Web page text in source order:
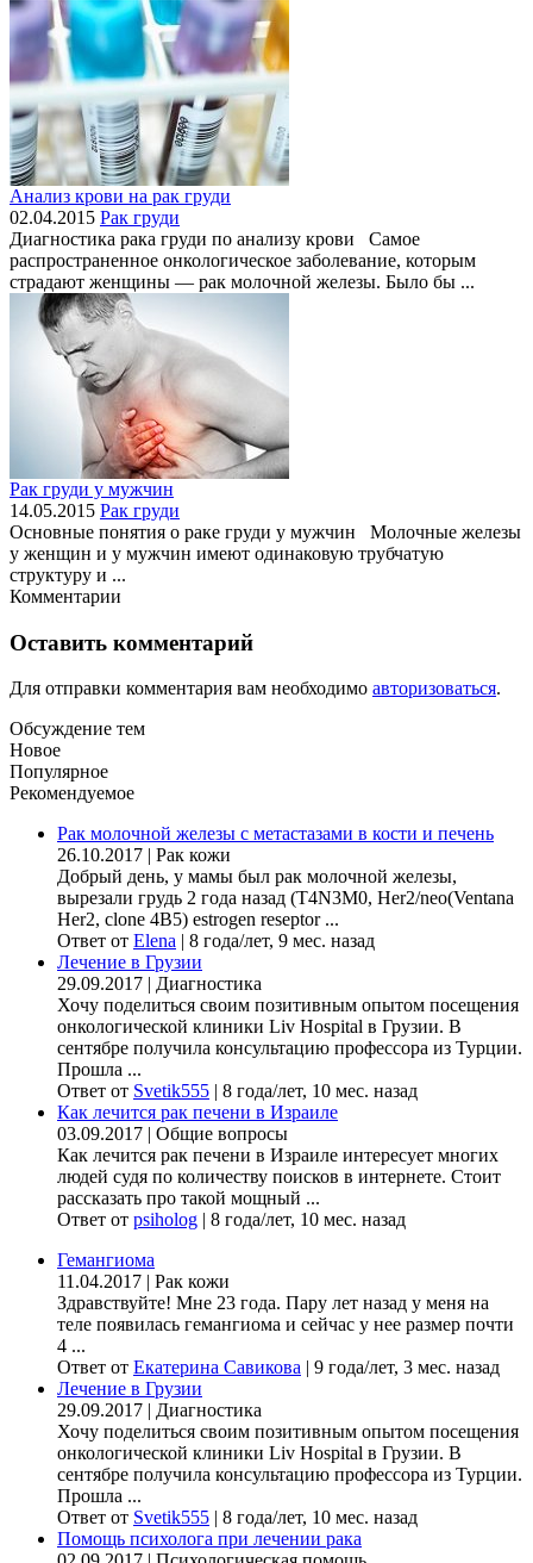
Анализ крови на рак груди
02.04.2015 Рак груди
Диагностика рака груди по анализу крови Самое
распространенное онкологическое заболевание, которым
страдают женщины — рак молочной железы. Было бы ...
Рак груди у мужчин
14.05.2015 Рак груди
Основные понятия о раке груди у мужчин Молочные железы
у женщин и у мужчин имеют одинаковую трубчатую
структуру и ...
Комментарии
Оставить комментарий
Для отправки комментария вам необходимо авторизоваться.
Обсуждение тем
Новое
Популярное
Рекомендуемое
Рак молочной железы с метастазами в кости и печень
26.10.2017 | Рак кожи
Добрый день, у мамы был рак молочной железы,
вырезали грудь 2 года назад (Т4N3M0, Her2/neo(Ventana
Her2, clone 4B5) estrogen reseptor ...
Ответ от Elena | 8 года/лет, 9 мес. назад
Лечение в Грузии
29.09.2017 | Диагностика
Хочу поделиться своим позитивным опытом посещения
онкологической клиники Liv Hospital в Грузии. В
сентябре получила консультацию профессора из Турции.
Прошла ...
Ответ от Svetik555 | 8 года/лет, 10 мес. назад
Как лечится рак печени в Израиле
03.09.2017 | Общие вопросы
Как лечится рак печени в Израиле интересует многих
людей судя по количеству поисков в интернете. Стоит
рассказать про такой мощный ...
Ответ от psiholog | 8 года/лет, 10 мес. назад
Гемангиома
11.04.2017 | Рак кожи
Здравствуйте! Мне 23 года. Пару лет назад у меня на
теле появилась гемангиома и сейчас у нее размер почти
4 ...
Ответ от Екатерина Савикова | 9 года/лет, 3 мес. назад
Лечение в Грузии
29.09.2017 | Диагностика
Хочу поделиться своим позитивным опытом посещения
онкологической клиники Liv Hospital в Грузии. В
сентябре получила консультацию профессора из Турции.
Прошла ...
Ответ от Svetik555 | 8 года/лет, 10 мес. назад
Помощь психолога при лечении рака